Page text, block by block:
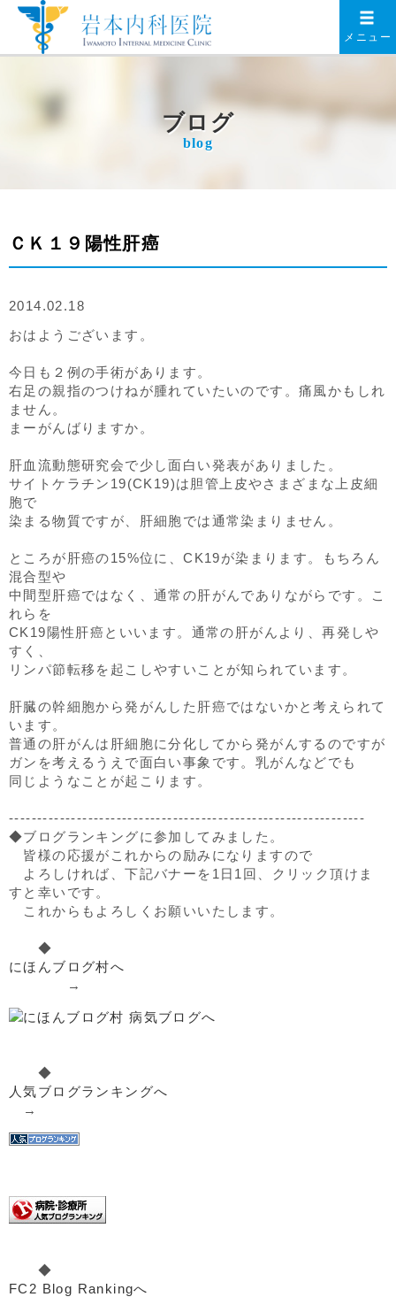
メニュー
ブログ
blog
ＣＫ１９陽性肝癌
2014.02.18
おはようございます。
今日も２例の手術があります。
右足の親指のつけねが腫れていたいのです。痛風かもしれ
ません。
まーがんばりますか。
肝血流動態研究会で少し面白い発表がありました。
サイトケラチン19(CK19)は胆管上皮やさまざまな上皮細
胞で
染まる物質ですが、肝細胞では通常染まりません。
ところが肝癌の15%位に、CK19が染まります。もちろん
混合型や
中間型肝癌ではなく、通常の肝がんでありながらです。こ
れらを
CK19陽性肝癌といいます。通常の肝がんより、再発しや
すく、
リンパ節転移を起こしやすいことが知られています。
肝臓の幹細胞から発がんした肝癌ではないかと考えられて
います。
普通の肝がんは肝細胞に分化してから発がんするのですが
ガンを考えるうえで面白い事象です。乳がんなどでも
同じようなことが起こります。
---------------------------------------------------------------
◆ブログランキングに参加してみました。
皆様の応援がこれからの励みになりますので
よろしければ、下記バナーを1日1回、クリック頂けま
すと幸いです。
これからもよろしくお願いいたします。
◆
にほんブログ村へ
→
◆
人気ブログランキングへ
→
◆
FC2 Blog Rankingへ